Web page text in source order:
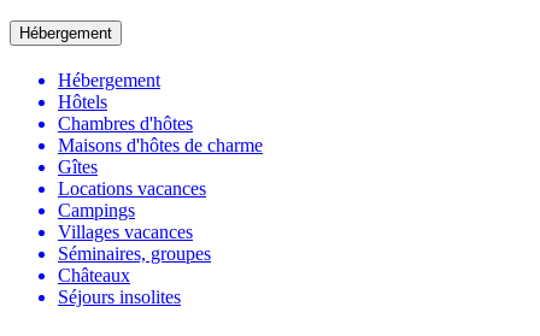
Hébergement
Hébergement
Hôtels
Chambres d'hôtes
Maisons d'hôtes de charme
Gîtes
Locations vacances
Campings
Villages vacances
Séminaires, groupes
Châteaux
Séjours insolites